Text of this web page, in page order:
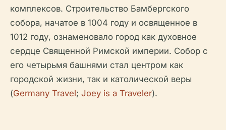
комплексов. Строительство Бамбергского
собора, начатое в 1004 году и освященное в
1012 году, ознаменовало город как духовное
сердце Священной Римской империи. Собор с
его четырьмя башнями стал центром как
городской жизни, так и католической веры
(Germany Travel; Joey is a Traveler).